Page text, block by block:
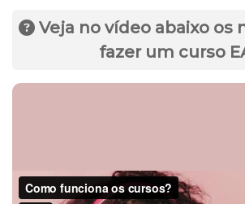
Veja no vídeo abaixo os
fazer um curso